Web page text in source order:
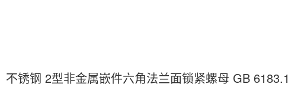
不锈钢 2型非金属嵌件六角法兰面锁紧螺母 GB 6183.1